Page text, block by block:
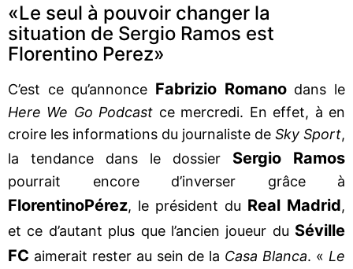
«Le seul à pouvoir changer la
situation de Sergio Ramos est
Florentino Perez»
C’est ce qu’annonce Fabrizio Romanodans le
Here We Go Podcast ce mercredi. En effet, à en
croire les informations du journaliste de Sky Sport,
la tendance dans le dossier Sergio Ramos
pourrait encore d’inverser grâce à
FlorentinoPérez, le président du Real Madrid,
et ce d’autant plus que l’ancien joueur du Séville
FC aimerait rester au sein de la Casa Blanca. « Le